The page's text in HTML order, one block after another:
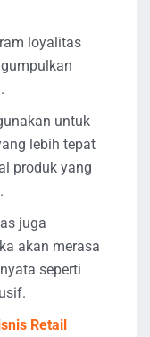
loyalitas
untuk
lebih tepat
produk yang
juga
akan merasa
seperti
Retail